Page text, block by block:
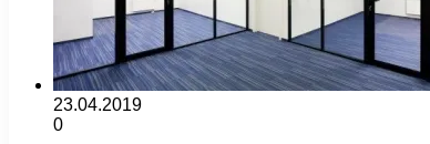
23.04.2019
0